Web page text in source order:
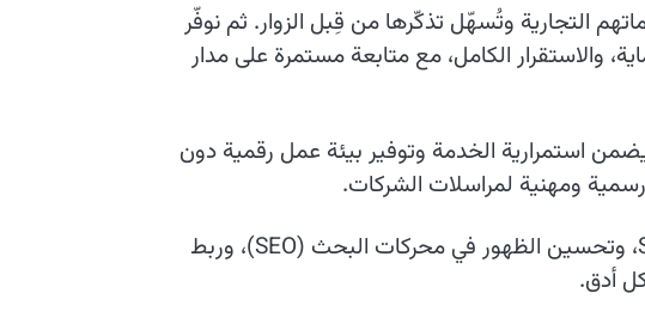
التجارية وتُسهّل تذكّرها من قِبل الزوار. ثم نوفّر
والاستقرار الكامل، مع متابعة مستمرة على مدار
يضمن استمرارية الخدمة وتوفير بيئة عمل رقمية دون
ومهنية لمراسلات الشركات.
إلى جانب ذلك، نعمل على تمكين عملائنا من خلال خدمات إضافية تشمل شهادات الأمان SSL، وتحسين الظهور في محركات البحث (SEO)، وربط
أدق.